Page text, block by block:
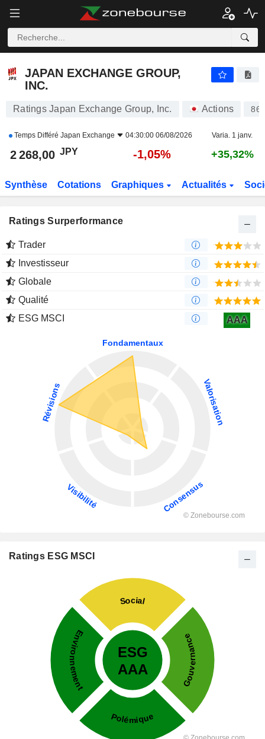
JAPAN EXCHANGE GROUP,
INC.
Ratings Japan Exchange Group, Inc. Actions
Temps Différé Japan Exchange 04:30:00 06/08/2026 Varia. 1 janv.
2 268,00 JPY -1,05% +35,32%
Synthèse Cotations Graphiques Actualités
Ratings Surperformance
Trader
Investisseur
Globale
Qualité
ESG MSCI
AAA
Ratings ESG MSCI